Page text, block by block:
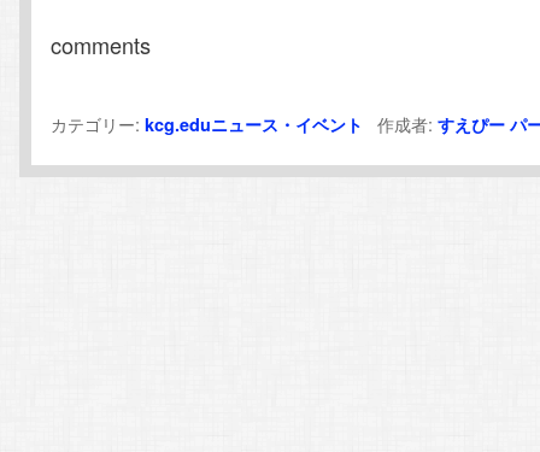
comments
カテゴリー:kcg.eduニュース・イベント 作成者:すえぴー パ